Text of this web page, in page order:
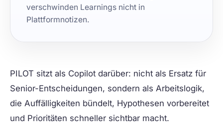
verschwinden Learnings nicht in
Plattformnotizen.
PILOT sitzt als Copilot darüber: nicht als Ersatz für
Senior-Entscheidungen, sondern als Arbeitslogik,
die Auffälligkeiten bündelt, Hypothesen vorbereitet
und Prioritäten schneller sichtbar macht.